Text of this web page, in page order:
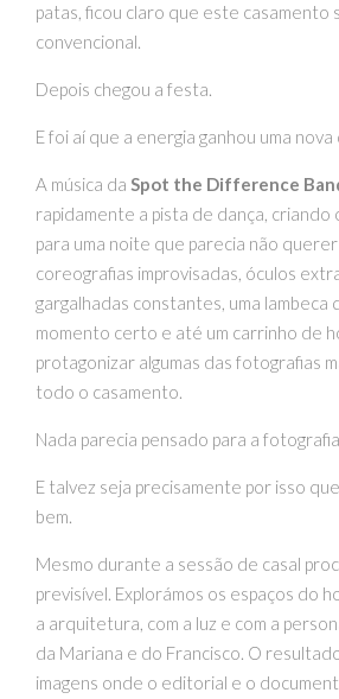
patas, ficou claro que este casamento
convencional.
Depois chegou a festa.
E foi aí que a energia ganhou uma nova
A música da Spot the Difference
rapidamente a pista de dança,
para uma noite que parecia não
coreografias improvisadas, óculos
gargalhadas constantes, uma lambeca
momento certo e até um carrinho de
protagonizar algumas das fotografias
todo o casamento.
Nada parecia pensado para a
E talvez seja precisamente por isso
bem.
Mesmo durante a sessão de casal
previsível. Explorámos os espaços do
a arquitetura, com a luz e com a
da Mariana e do Francisco. O
imagens onde o editorial e o